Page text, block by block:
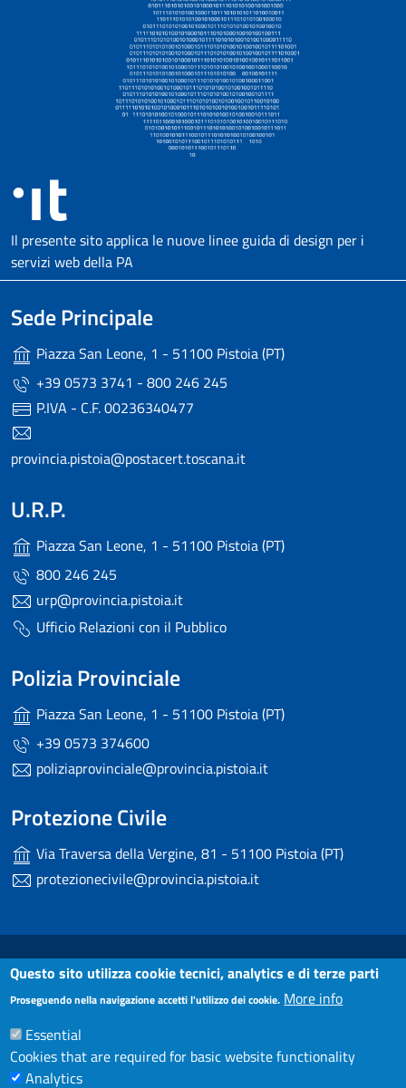
Il presente sito applica le nuove linee guida di design per i
servizi web della PA
Sede Principale
Piazza San Leone, 1 - 51100 Pistoia (PT)
+39 0573 3741 - 800 246 245
P.IVA - C.F. 00236340477
provincia.pistoia@postacert.toscana.it
U.R.P.
Piazza San Leone, 1 - 51100 Pistoia (PT)
800 246 245
urp@provincia.pistoia.it
Ufficio Relazioni con il Pubblico
Polizia Provinciale
Piazza San Leone, 1 - 51100 Pistoia (PT)
+39 0573 374600
poliziaprovinciale@provincia.pistoia.it
Protezione Civile
Via Traversa della Vergine, 81 - 51100 Pistoia (PT)
protezionecivile@provincia.pistoia.it
Small prints
Useful links section
Dichiarazione di accessibilità
Note Legali
Privacy
Contatti
Questo sito utilizza cookie tecnici, analytics e di terze parti
Proseguendo nella navigazione accetti l'utilizzo dei cookie. More info
Essential
Cookies that are required for basic website functionality
Analytics